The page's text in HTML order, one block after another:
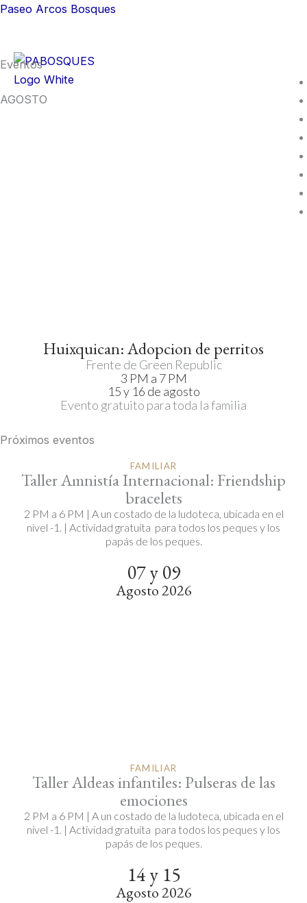
Skip
Paseo Arcos Bosques
Eventos
AGOSTO
Huixquican: Adopcion de perritos
Frente de Green Republic
3 PM a 7 PM
15 y 16 de agosto
Evento gratuito para toda la familia
Próximos eventos
07 y 09
Agosto 2026
FAMILIAR
Taller Amnistía Internacional: Friendship
bracelets
2 PM a 6 PM | A un costado de la ludoteca, ubicada en el
nivel -1. | Actividad gratuita para todos los peques y los
papás de los peques.
14 y 15
Agosto 2026
FAMILIAR
Taller Aldeas infantiles: Pulseras de las
emociones
2 PM a 6 PM | A un costado de la ludoteca, ubicada en el
nivel -1. | Actividad gratuita para todos los peques y los
papás de los peques.